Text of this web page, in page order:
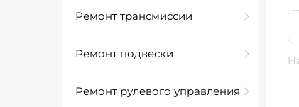
Ремонт трансмиссии
Ремонт подвески
Ремонт рулевого управления